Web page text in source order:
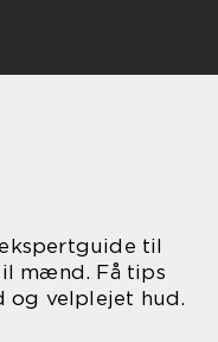
til
mænd. Få tips
og velplejet hud.